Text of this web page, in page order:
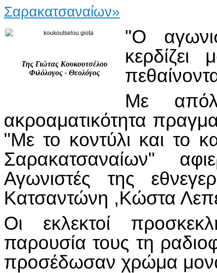
Της Γιώτας Κουκουτσέλου
Φιλόλογος - Θεολόγος
"Ο
κερδίζει
Με
ακροαματικότητα
"Με το κοντύλι και το
Σαρακατσαναίων"
Αγωνιστές της
Κατσαντώνη ,Κώστα
Οι εκλεκτοί
παρουσία τους τη
προσέδωσαν χρώμα